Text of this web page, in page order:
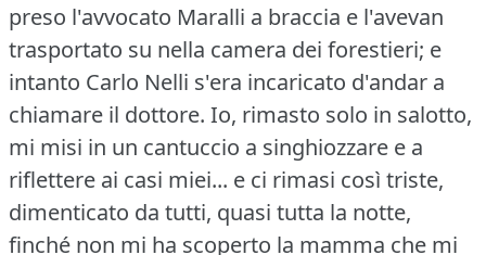
preso l'avvocato Maralli a braccia e l'avevan
trasportato su nella camera dei forestieri; e
intanto Carlo Nelli s'era incaricato d'andar a
chiamare il dottore. Io, rimasto solo in salotto,
mi misi in un cantuccio a singhiozzare e a
riflettere ai casi miei... e ci rimasi così triste,
dimenticato da tutti, quasi tutta la notte,
finché non mi ha scoperto la mamma che mi